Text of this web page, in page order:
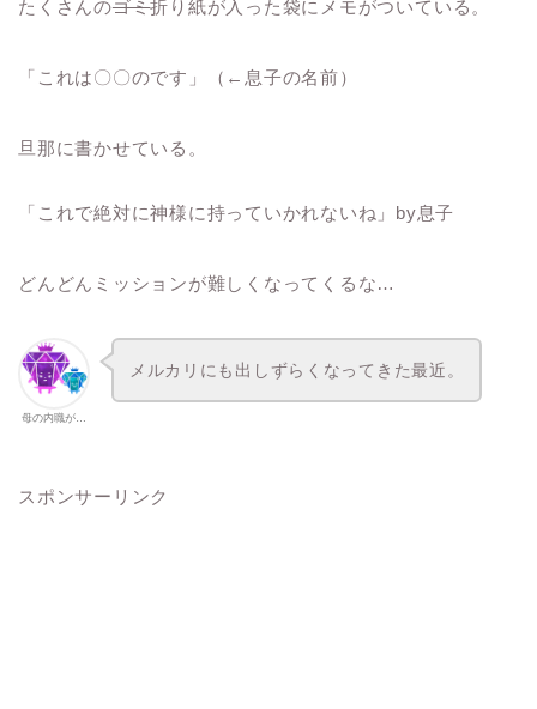
たくさんのゴミ折り紙が入った袋にメモがついている。
「これは〇〇のです」（←息子の名前）
旦那に書かせている。
「これで絶対に神様に持っていかれないね」by息子
どんどんミッションが難しくなってくるな…
母の内職が…
メルカリにも出しずらくなってきた最近。
スポンサーリンク